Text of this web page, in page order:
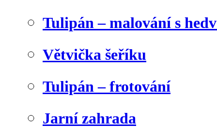
Tulipán – malování s
Větvička šeříku
Tulipán – frotování
Jarní zahrada